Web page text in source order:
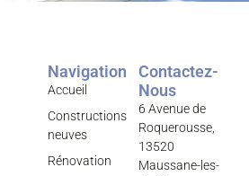
Navigation
Accueil
Constructions
neuves
Rénovation
Contactez-
Nous
6 Avenue de
Roquerousse,
13520
Maussane-les-